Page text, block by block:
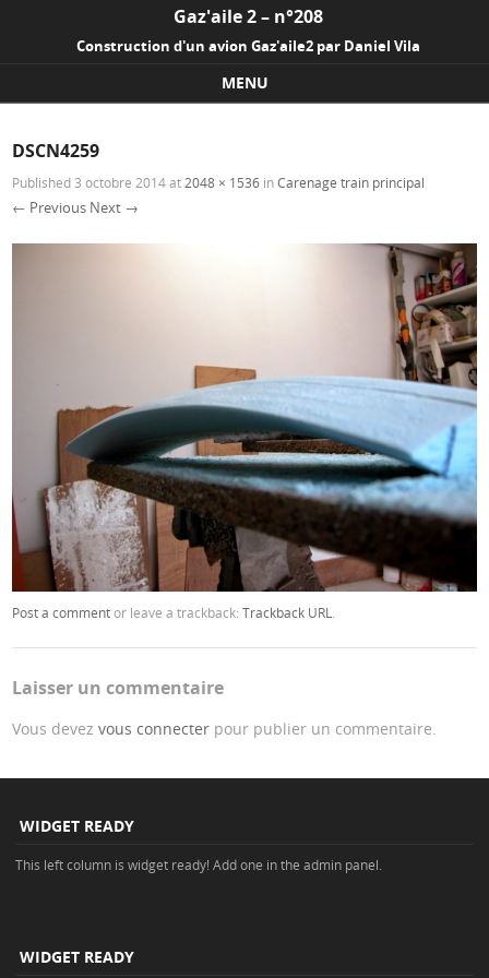
Gaz'aile 2 – n°208
Construction d'un avion Gaz'aile2 par Daniel Vila
MENU
DSCN4259
Published 3 octobre 2014at 2048 × 1536 inCarenage train principal
← Previous Next →
Post a commentor leave a trackback:Trackback URL
Laisser un commentaire
Vous devezvous connecter pour publier un commentaire.
WIDGET READY
This left column is widget ready! Add one in the admin panel.
WIDGET READY